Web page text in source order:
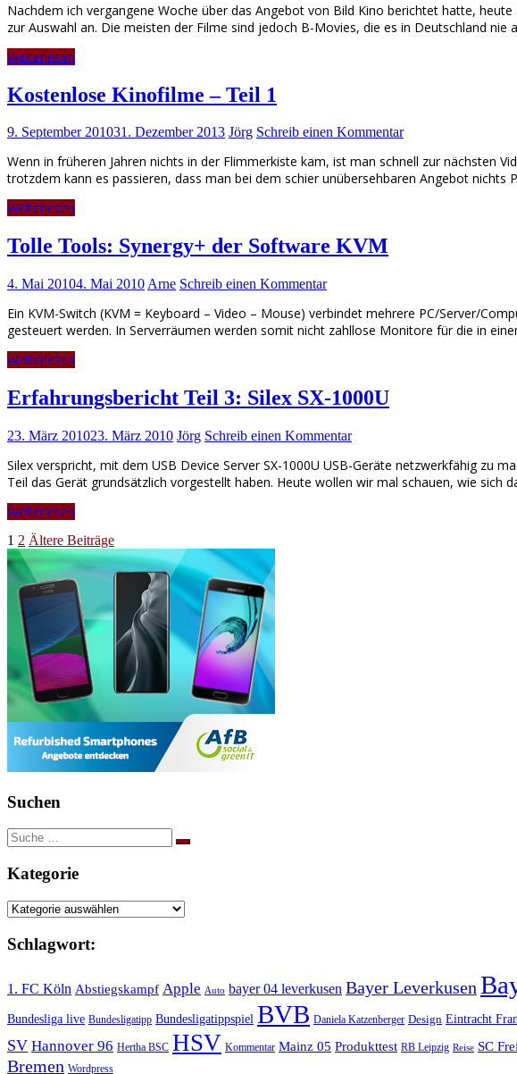
Nachdem ich vergangene Woche über das Angebot von Bild Kino berichtet hatte,
zur Auswahl an. Die meisten der Filme sind jedoch B-Movies, die es in Deutschland
Weiterlesen
Kostenlose Kinofilme – Teil 1
9. September 201031. Dezember 2013 Jörg Schreib einen Kommentar
Wenn in früheren Jahren nichts in der Flimmerkiste kam, ist man schnell zur nächsten
trotzdem kann es passieren, dass man bei dem schier unübersehbaren Angebot
Weiterlesen
Tolle Tools: Synergy+ der Software KVM
4. Mai 20104. Mai 2010 Arne Schreib einen Kommentar
Ein KVM-Switch (KVM = Keyboard – Video – Mouse) verbindet mehrere PC/Server/
gesteuert werden. In Serverräumen werden somit nicht zahllose Monitore für die in
Weiterlesen
Erfahrungsbericht Teil 3: Silex SX-1000U
23. März 201023. März 2010 Jörg Schreib einen Kommentar
Silex verspricht, mit dem USB Device Server SX-1000U USB-Geräte netzwerkfähig zu
Teil das Gerät grundsätzlich vorgestellt haben. Heute wollen wir mal schauen, wie
Weiterlesen
Seitennummerierung
der
Beiträge
1 2 Ältere Beiträge
Suchen
Suche
nach:
Kategorie
Kategorie
Schlagwort:
1. FC Köln Abstiegskampf Apple Auto bayer 04 leverkusen Bayer Leverkusen
Bundesliga live Bundesligatipp Bundesligatippspiel BVB Daniela Katzenberger Design Eintracht
SV Hannover 96 Hertha BSC HSV Kommentar Mainz 05 Produkttest RB Leipzig Reise SC
Bremen Wordpress